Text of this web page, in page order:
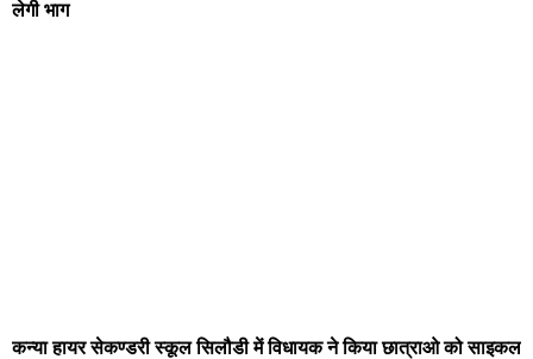
लेगी भाग
कन्या हायर सेकण्डरी स्कूल सिलौडी में विधायक ने किया छात्राओ को साइकल